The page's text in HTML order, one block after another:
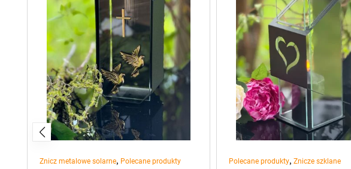
Znicz metalowe solarne, Polecane produkty Polecane produkty, Znicze szklane